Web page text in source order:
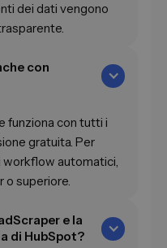
dei dati vengono
con
funziona con tutti i
gratuita. Per
workflow automatici,
o superiore.
e la
di HubSpot?